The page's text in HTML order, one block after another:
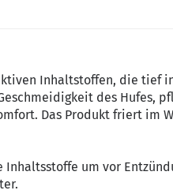
Inhaltstoffen, die tief
des Hufes,
Das Produkt friert im
um vor